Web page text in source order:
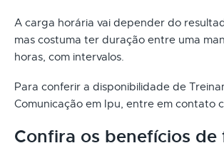
A carga horária vai depender do
mas costuma ter duração entre uma
horas, com intervalos.
Para conferir a disponibilidade de
Comunicação em Ipu, entre em contato
Confira os benefícios de